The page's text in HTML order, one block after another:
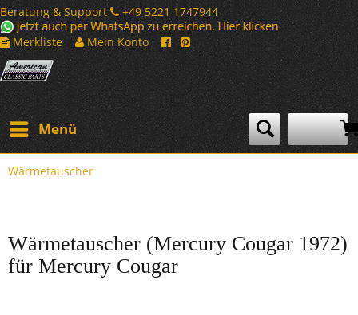
Beratung & Support
+49 5221 1747944
Merkliste
Mein Konto
Menü
Wärmetauscher
Wärmetauscher (Mercury Cougar 1972)
für Mercury Cougar